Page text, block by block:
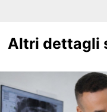
Altri dettagli